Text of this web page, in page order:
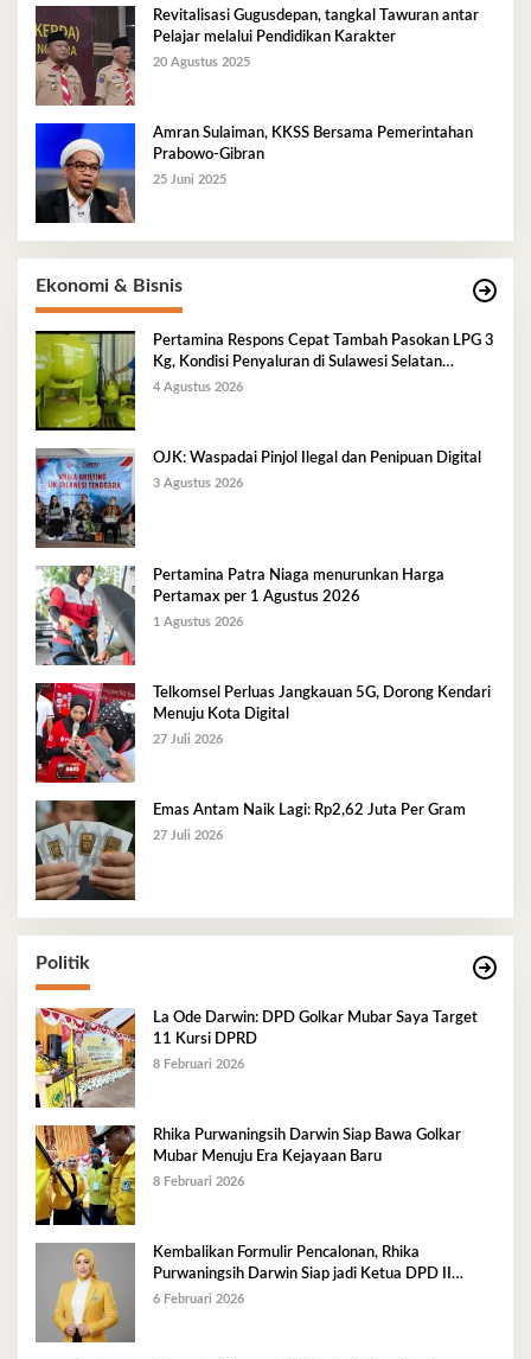
Revitalisasi Gugusdepan, tangkal Tawuran antar
Pelajar melalui Pendidikan Karakter
20 Agustus 2025
Amran Sulaiman, KKSS Bersama Pemerintahan
Prabowo-Gibran
25 Juni 2025
Ekonomi & Bisnis
Pertamina Respons Cepat Tambah Pasokan LPG 3
Kg, Kondisi Penyaluran di Sulawesi Selatan
Berlangsung Kondusif
4 Agustus 2026
OJK: Waspadai Pinjol Ilegal dan Penipuan Digital
3 Agustus 2026
Pertamina Patra Niaga menurunkan Harga
Pertamax per 1 Agustus 2026
1 Agustus 2026
Telkomsel Perluas Jangkauan 5G, Dorong Kendari
Menuju Kota Digital
27 Juli 2026
Emas Antam Naik Lagi: Rp2,62 Juta Per Gram
27 Juli 2026
Politik
La Ode Darwin: DPD Golkar Mubar Saya Target
11 Kursi DPRD
8 Februari 2026
Rhika Purwaningsih Darwin Siap Bawa Golkar
Mubar Menuju Era Kejayaan Baru
8 Februari 2026
Kembalikan Formulir Pencalonan, Rhika
Purwaningsih Darwin Siap jadi Ketua DPD II
Golkar Mubar
6 Februari 2026